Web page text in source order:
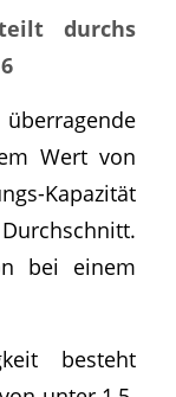
durchs
Wert von
Kapazität
bei einem
besteht